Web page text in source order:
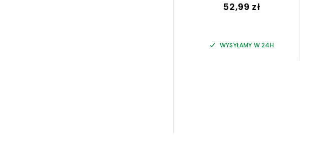
52,99 zł
WYSYŁAMY W 24H